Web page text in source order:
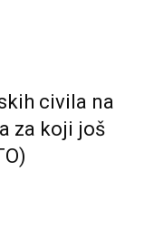
civila na
za koji još